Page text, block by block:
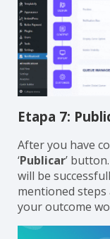
Etapa 7:
After you have
‘Publicar’
will be
mentioned
your outcome